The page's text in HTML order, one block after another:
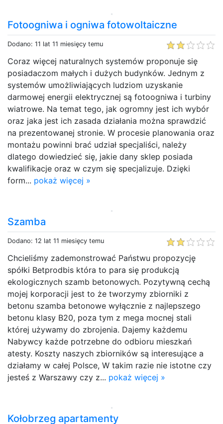
Fotoogniwa i ogniwa fotowoltaiczne
Dodano: 11 lat 11 miesięcy temu
Coraz więcej naturalnych systemów proponuje się
posiadaczom małych i dużych budynków. Jednym z
systemów umożliwiających ludziom uzyskanie
darmowej energii elektrycznej są fotoogniwa i turbiny
wiatrowe. Na temat tego, jak ogromny jest ich wybór
oraz jaka jest ich zasada działania można sprawdzić
na prezentowanej stronie. W procesie planowania oraz
montażu powinni brać udział specjaliści, należy
dlatego dowiedzieć się, jakie dany sklep posiada
kwalifikacje oraz w czym się specjalizuje. Dzięki
form... pokaż więcej »
Szamba
Dodano: 12 lat 11 miesięcy temu
Chcieliśmy zademonstrować Państwu propozycję
spółki Betprodbis która to para się produkcją
ekologicznych szamb betonowych. Pozytywną cechą
mojej korporacji jest to że tworzymy zbiorniki z
betonu szamba betonowe wyłącznie z najlepszego
betonu klasy B20, poza tym z mega mocnej stali
której używamy do zbrojenia. Dajemy każdemu
Nabywcy każde potrzebne do odbioru mieszkań
atesty. Koszty naszych zbiorników są interesujące a
działamy w całej Polsce, W takim razie nie istotne czy
jesteś z Warszawy czy z... pokaż więcej »
Kołobrzeg apartamenty